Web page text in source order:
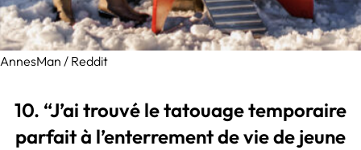
AnnesMan / Reddit
10. “J’ai trouvé le tatouage temporaire
parfait à l’enterrement de vie de jeune